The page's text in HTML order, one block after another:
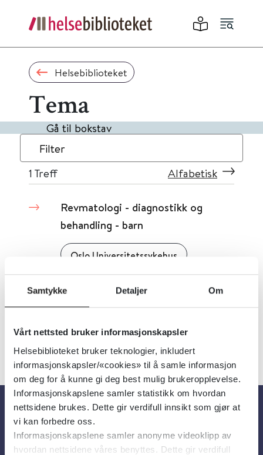
Samtykke Detaljer Om
Vårt nettsted bruker informasjonskapsler
Helsebiblioteket bruker teknologier, inkludert
informasjonskapsler/«cookies» til å samle informasjon
om deg for å kunne gi deg best mulig brukeropplevelse.
Informasjonskapslene samler statistikk om hvordan
nettsidene brukes. Dette gir verdifull innsikt som gjør at
vi kan forbedre oss.
Informasjonskapslene samler anonyme videoklipp av
hvordan nettsidene våres benyttes. Dette gir verdifull
Helsebiblioteket
Tema
Gå til bokstav
Filter
1 Treff Alfabetisk
Revmatologi - diagnostikk og
behandling - barn
Oslo Universitetssykehus
Om oss